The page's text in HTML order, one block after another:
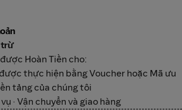
trừ
Hoàn Tiền cho:
thực hiện bằng Voucher hoặc Mã ưu
tảng của chúng tôi
vụ · Vận chuyển và giao hàng